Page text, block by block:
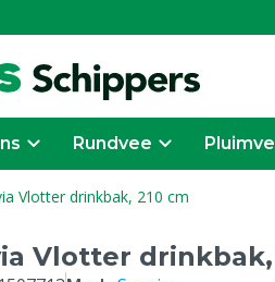
Rundvee
Vlotter drinkbak, 210 cm
Vlotter drinkbak,